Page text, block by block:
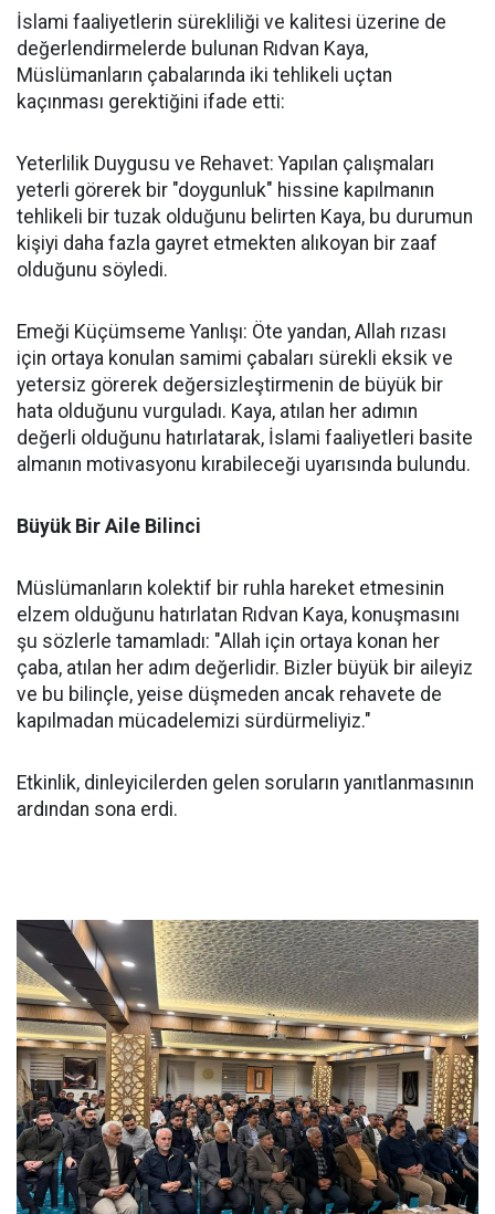
İslami faaliyetlerin sürekliliği ve kalitesi üzerine de
değerlendirmelerde bulunan Rıdvan Kaya,
Müslümanların çabalarında iki tehlikeli uçtan
kaçınması gerektiğini ifade etti:
Yeterlilik Duygusu ve Rehavet: Yapılan çalışmaları
yeterli görerek bir "doygunluk" hissine kapılmanın
tehlikeli bir tuzak olduğunu belirten Kaya, bu durumun
kişiyi daha fazla gayret etmekten alıkoyan bir zaaf
olduğunu söyledi.
Emeği Küçümseme Yanlışı: Öte yandan, Allah rızası
için ortaya konulan samimi çabaları sürekli eksik ve
yetersiz görerek değersizleştirmenin de büyük bir
hata olduğunu vurguladı. Kaya, atılan her adımın
değerli olduğunu hatırlatarak, İslami faaliyetleri basite
almanın motivasyonu kırabileceği uyarısında bulundu.
Büyük Bir Aile Bilinci
Müslümanların kolektif bir ruhla hareket etmesinin
elzem olduğunu hatırlatan Rıdvan Kaya, konuşmasını
şu sözlerle tamamladı: "Allah için ortaya konan her
çaba, atılan her adım değerlidir. Bizler büyük bir aileyiz
ve bu bilinçle, yeise düşmeden ancak rehavete de
kapılmadan mücadelemizi sürdürmeliyiz."
Etkinlik, dinleyicilerden gelen soruların yanıtlanmasının
ardından sona erdi.